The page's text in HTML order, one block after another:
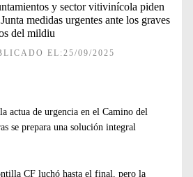
y sector vitivinícola piden
medidas urgentes ante los graves
del mildiu
EL:25/09/2025
actua de urgencia en el Camino del
se prepara una solución integral
CF luchó hasta el final, pero la